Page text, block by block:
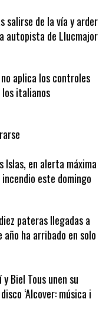
salirse de la vía y arder
autopista de Llucmajor
aplica los controles
italianos
Islas, en alerta máxima
este domingo
pateras llegadas a
año ha arribado en solo
Biel Tous unen su
‘Alcover: música i